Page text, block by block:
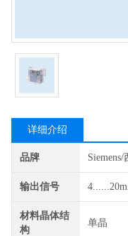
详细介绍
品牌
输出信号
材料晶体结
构
单晶